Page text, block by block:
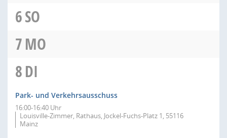
6SO
7MO
8DI
Park- und Verkehrsausschuss
16:00-16:40 Uhr
Louisville-Zimmer, Rathaus, Jockel-Fuchs-Platz 1, 55116
Mainz